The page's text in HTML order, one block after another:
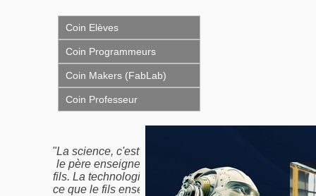
Coin Elèves
Coin Programmeurs
Coin Makers (FabLab)
Coin Professeur
"Nous n'héritons pas de
la terre de nos ancêtres,
nous l'empruntons à nos
enfants"